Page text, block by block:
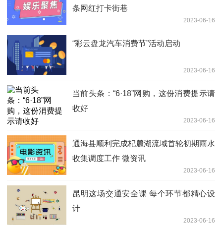
条网红打卡街巷
2023-06-16
“彩云盘龙汽车消费节”活动启动
2023-06-16
当前头条：“6·18”网购，这份消费提示请
收好
2023-06-16
通海县顺利完成杞麓湖流域首轮初期雨水
收集调度工作 微资讯
2023-06-16
昆明这场交通安全课 每个环节都精心设
计
2023-06-16